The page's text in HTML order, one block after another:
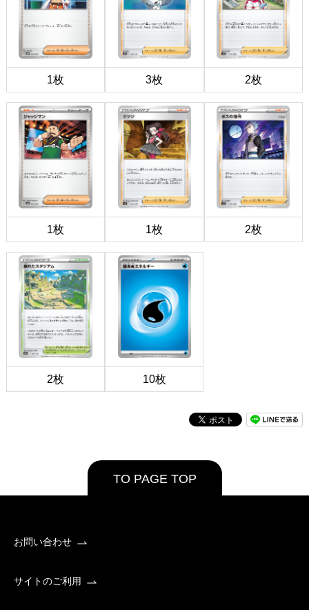
1枚 3枚 2枚
1枚 1枚 2枚
2枚 10枚
TO PAGE TOP
お問い合わせ
サイトのご利用